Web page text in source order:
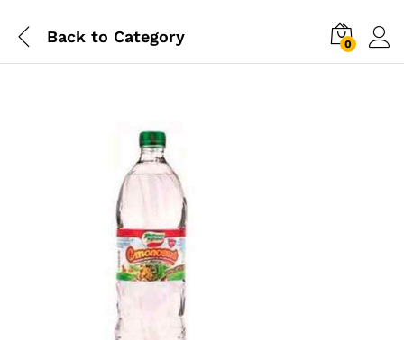
Back to Category 0